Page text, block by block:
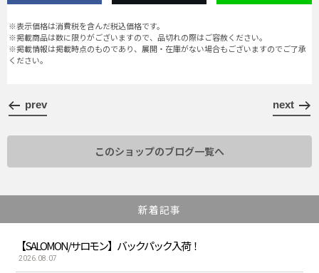
※表示価格は消費税を含んだ税込価格です。
※掲載商品は数に限りがございますので、品切れの際はご容赦ください。
※掲載情報は掲載時点のものであり、展開・在庫がない場合もございますのでご了承
ください。
prev next
このショップのブログ一覧へ
新着記事
【SALOMON/サロモン】バックパック入荷！
2026.08.07